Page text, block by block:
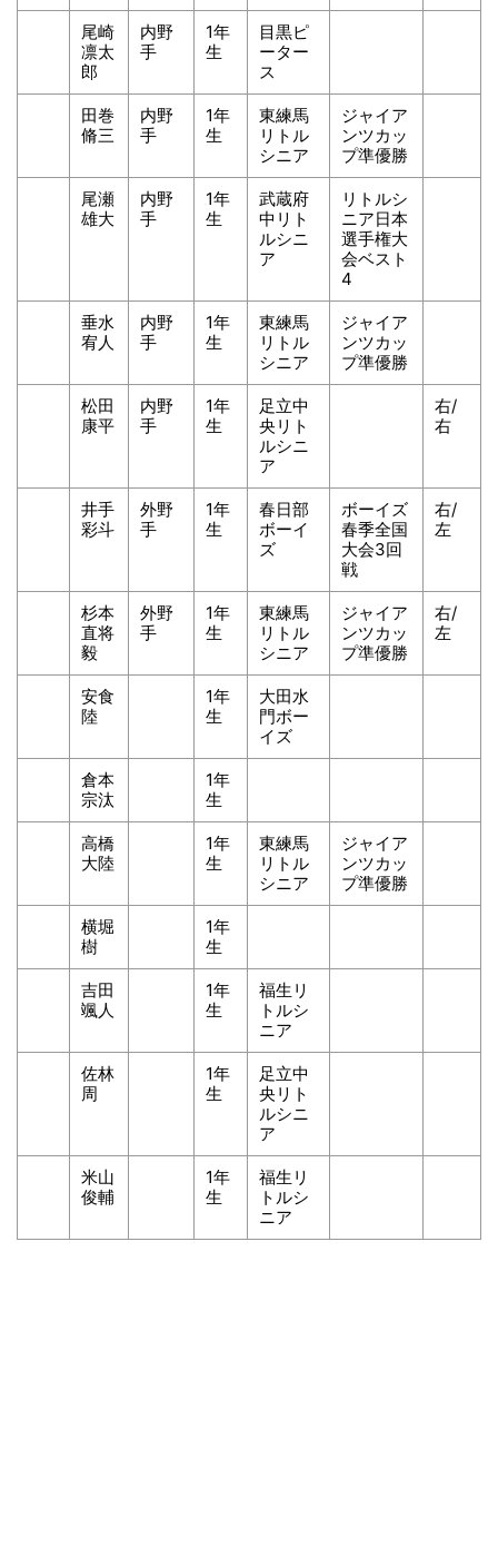
尾崎
凛太
郎
内野
手
1年
生
目黒ピ
ーター
ス
田巻
脩三
内野
手
1年
生
東練馬
リトル
シニア
ジャイア
ンツカッ
プ準優勝
尾瀬
雄大
内野
手
1年
生
武蔵府
中リト
ルシニ
ア
リトルシ
ニア日本
選手権大
会ベスト
4
垂水
宥人
内野
手
1年
生
東練馬
リトル
シニア
ジャイア
ンツカッ
プ準優勝
松田
康平
内野
手
1年
生
足立中
央リト
ルシニ
ア
右/
右
井手
彩斗
外野
手
1年
生
春日部
ボーイ
ズ
ボーイズ
春季全国
大会3回
戦
右/
左
杉本
直将
毅
外野
手
1年
生
東練馬
リトル
シニア
ジャイア
ンツカッ
プ準優勝
右/
左
安食
陸
1年
生
大田水
門ボー
イズ
倉本
宗汰
1年
生
高橋
大陸
1年
生
東練馬
リトル
シニア
ジャイア
ンツカッ
プ準優勝
横堀
樹
1年
生
吉田
颯人
1年
生
福生リ
トルシ
ニア
佐林
周
1年
生
足立中
央リト
ルシニ
ア
米山
俊輔
1年
生
福生リ
トルシ
ニア